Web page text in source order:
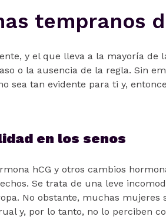
tempranos
y el que lleva a la mayoría de
o la ausencia de la regla. Sin
sea tan evidente para ti y,
en los senos
hCG y otros cambios
Se trata de una leve
No obstante, muchas
y, por lo tanto, no lo perciben